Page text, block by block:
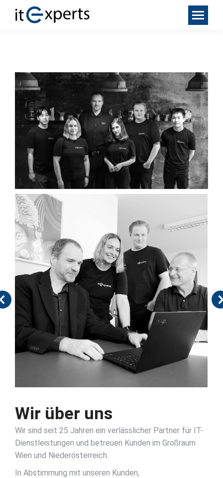
Wir über uns
Wir sind seit 25 Jahren ein verlässlicher Partner für IT-
Dienstleistungen und betreuen Kunden im Großraum
Wien und Niederösterreich.
In Abstimmung mit unseren Kunden,